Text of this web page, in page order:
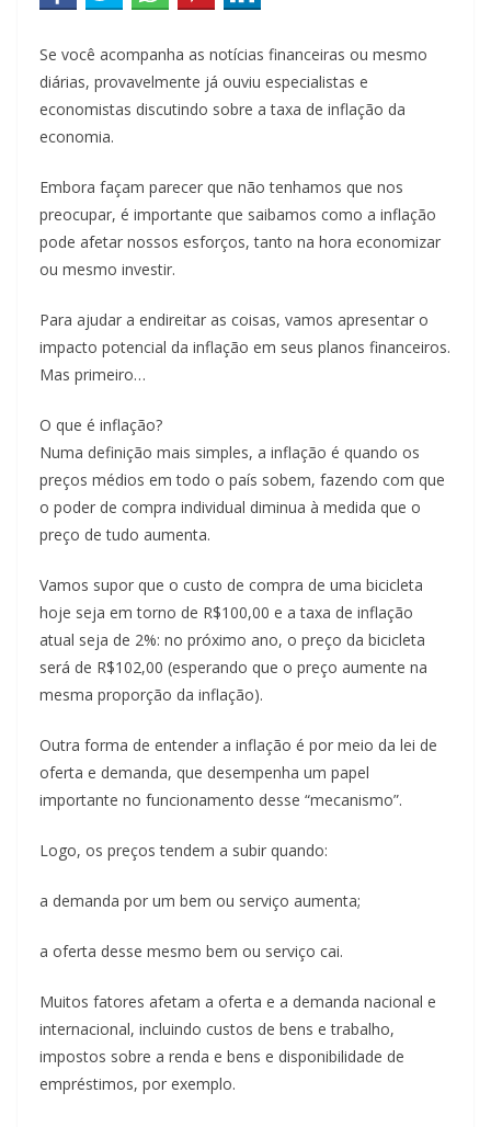
Se você acompanha as notícias financeiras ou mesmo
diárias, provavelmente já ouviu especialistas e
economistas discutindo sobre a taxa de inflação da
economia.
Embora façam parecer que não tenhamos que nos
preocupar, é importante que saibamos como a inflação
pode afetar nossos esforços, tanto na hora economizar
ou mesmo investir.
Para ajudar a endireitar as coisas, vamos apresentar o
impacto potencial da inflação em seus planos financeiros.
Mas primeiro…
O que é inflação?
Numa definição mais simples, a inflação é quando os
preços médios em todo o país sobem, fazendo com que
o poder de compra individual diminua à medida que o
preço de tudo aumenta.
Vamos supor que o custo de compra de uma bicicleta
hoje seja em torno de R$100,00 e a taxa de inflação
atual seja de 2%: no próximo ano, o preço da bicicleta
será de R$102,00 (esperando que o preço aumente na
mesma proporção da inflação).
Outra forma de entender a inflação é por meio da lei de
oferta e demanda, que desempenha um papel
importante no funcionamento desse “mecanismo”.
Logo, os preços tendem a subir quando:
a demanda por um bem ou serviço aumenta;
a oferta desse mesmo bem ou serviço cai.
Muitos fatores afetam a oferta e a demanda nacional e
internacional, incluindo custos de bens e trabalho,
impostos sobre a renda e bens e disponibilidade de
empréstimos, por exemplo.